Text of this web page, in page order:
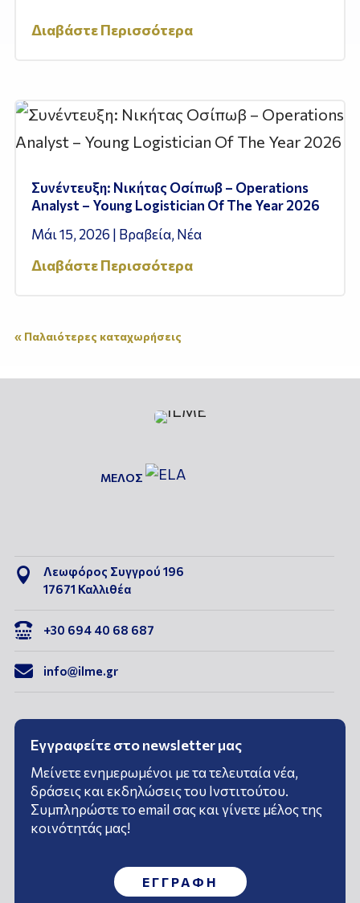
Διαβάστε Περισσότερα
Συνέντευξη: Νικήτας Οσίπωβ – Operations
Analyst – Young Logistician Of The Year 2026
Μάι 15, 2026 | Βραβεία, Νέα
Διαβάστε Περισσότερα
« Παλαιότερες καταχωρήσεις
ΜΕΛΟΣ

Λεωφόρος Συγγρού 196
17671 Καλλιθέα
 +30 694 40 68 687
 info@ilme.gr
Εγγραφείτε στο newsletter μας
Μείνετε ενημερωμένοι με τα τελευταία νέα,
δράσεις και εκδηλώσεις του Ινστιτούτου.
Συμπληρώστε το email σας και γίνετε μέλος της
κοινότητάς μας!
ΕΓΓΡΑΦΗ